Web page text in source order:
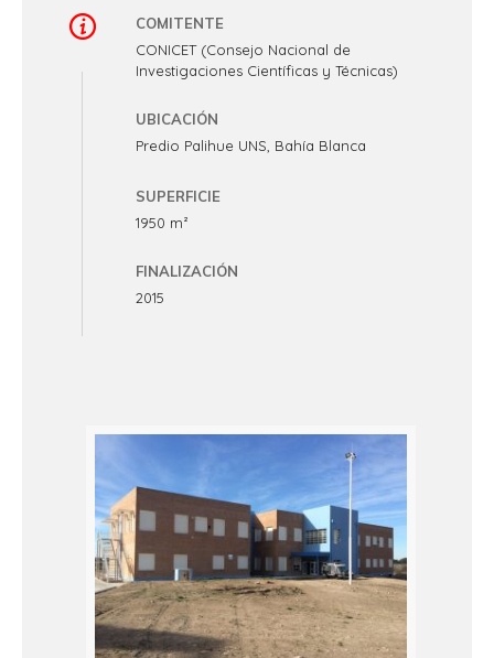
COMITENTE
CONICET (Consejo Nacional de
Investigaciones Científicas y Técnicas)
UBICACIÓN
Predio Palihue UNS, Bahía Blanca
SUPERFICIE
1950 m²
FINALIZACIÓN
2015